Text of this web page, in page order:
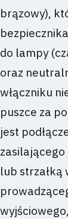
brązowy),
do lampy
oraz
włączniku
puszce za
jest
zasilającego
lub strzałką